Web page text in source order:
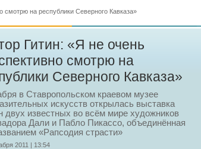
смотрю на республики Северного Кавказа»
Гитин: «Я не очень
смотрю на
Северного Кавказа»
в Ставропольском краевом музее
искусств открылась выставка
двух известных во всём мире художников
Дали и Пабло Пикассо, объединённая
«Рапсодия страсти»
2011 | 13:54